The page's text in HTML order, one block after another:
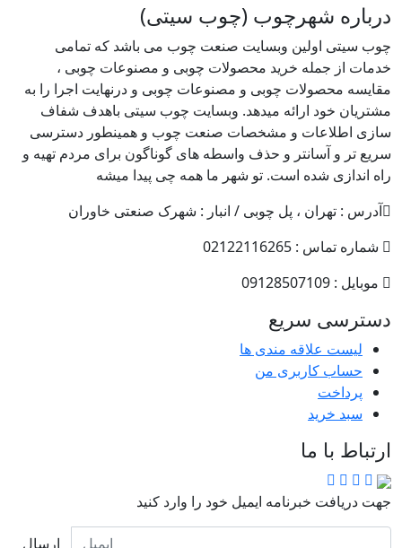
درباره شهرچوب (چوب سیتی)
چوب سیتی اولین وبسایت صنعت چوب می باشد که تمامی
خدمات از جمله خرید محصولات چوبی و مصنوعات چوبی ،
مقایسه محصولات چوبی و مصنوعات چوبی و درنهایت اجرا را به
مشتریان خود ارائه میدهد. وبسایت چوب سیتی باهدف شفاف
سازی اطلاعات و مشخصات صنعت چوب و همینطور دسترسی
سریع تر و آسانتر و حذف واسطه های گوناگون برای مردم تهیه و
راه اندازی شده است. تو شهر ما همه چی پیدا میشه
آدرس : تهران ، پل چوبی / انبار : شهرک صنعتی خاوران
شماره تماس : 02122116265
موبایل : 09128507109
دسترسی سریع
لیست علاقه مندی ها
حساب کاربری من
پرداخت
سبد خرید
ارتباط با ما
جهت دریافت خبرنامه ایمیل خود را وارد کنید
ارسال